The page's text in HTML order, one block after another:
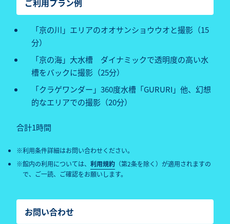
ご利用プラン例
「京の川」エリアのオオサンショウウオと撮影（15
分）
「京の海」大水槽 ダイナミックで透明度の高い水
槽をバックに撮影（25分）
「クラゲワンダー」360度水槽「GURURI」他、幻想
的なエリアでの撮影（20分）
合計1時間
利用条件詳細はお問い合わせください。
館内の利用については、 利用規約 （第2条を除く）が適用されますの
で、ご一読、ご確認をお願いします。
お問い合わせ